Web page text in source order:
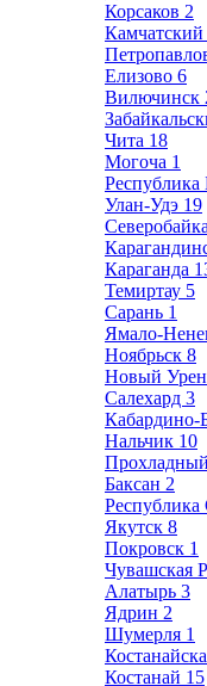
Корсаков 2
Камчатский
Елизово 6
Вилючинск
Чита 18
Могоча 1
Республика
Улан-Удэ 19
Караганда
Темиртау 5
Сарань 1
Ямало-
Ноябрьск 8
Новый
Салехард 3
Кабардино-
Нальчик 10
Прохладный
Баксан 2
Республика
Якутск 8
Покровск 1
Чувашская
Алатырь 3
Ядрин 2
Шумерля 1
Костанай 15